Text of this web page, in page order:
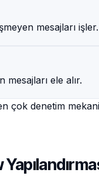
mesajları işler.
ele alır.
çok denetim